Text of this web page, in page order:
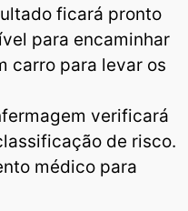
ficará pronto
para encaminhar
carro para levar os
verificará
de risco.
médico para